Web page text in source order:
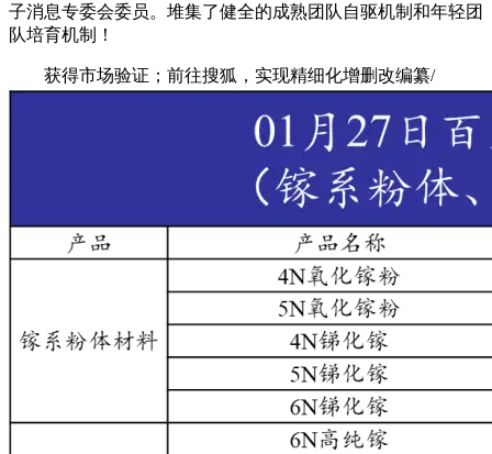
子消息专委会委员。堆集了健全的成熟团队自驱机制和年轻团
队培育机制！
获得市场验证；前往搜狐，实现精细化增删改编纂/